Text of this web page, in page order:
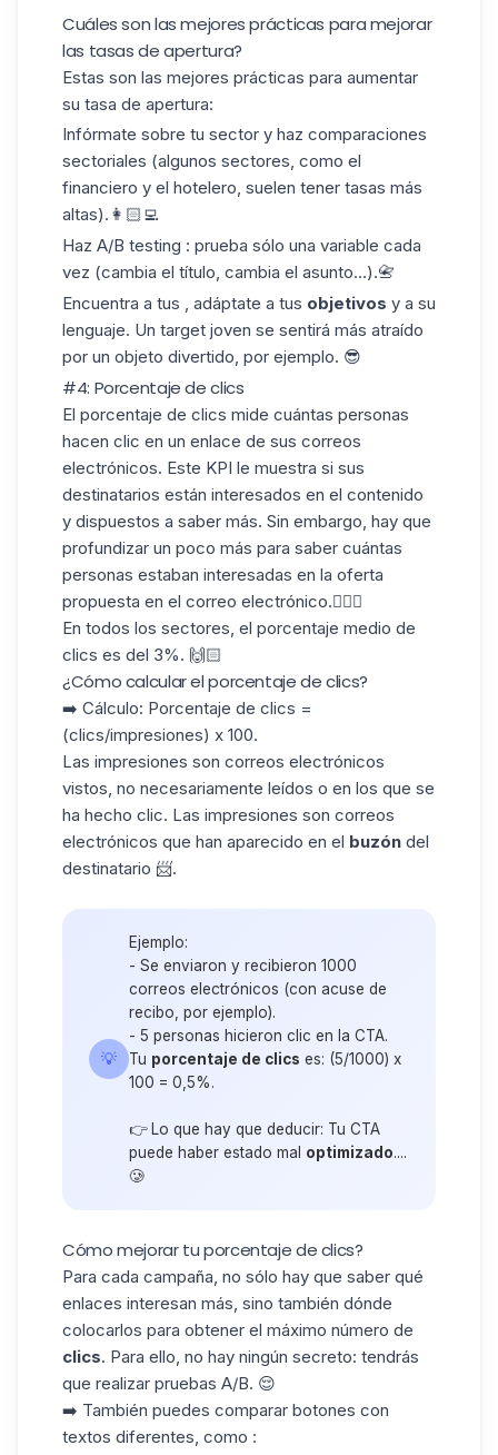
Cuáles son las mejores prácticas para mejorar
las tasas de apertura?
Estas son las mejores prácticas para aumentar
su tasa de apertura:
Infórmate sobre tu sector y haz comparaciones
sectoriales (algunos sectores, como el
financiero y el hotelero, suelen tener tasas más
altas).👩🏻‍💻
Haz A/B testing : prueba sólo una variable cada
vez (cambia el título, cambia el asunto...).📇
Encuentra a tus , adáptate a tus objetivos y a su
lenguaje. Un target joven se sentirá más atraído
por un objeto divertido, por ejemplo. 😎
#4: Porcentaje de clics
El porcentaje de clics mide cuántas personas
hacen clic en un enlace de sus correos
electrónicos. Este KPI le muestra si sus
destinatarios están interesados en el contenido
y dispuestos a saber más. Sin embargo, hay que
profundizar un poco más para saber cuántas
personas estaban interesadas en la oferta
propuesta en el correo electrónico.🕵🏻‍♀️
En todos los sectores, el porcentaje medio de
clics es del 3%. 🙌🏻
¿Cómo calcular el porcentaje de clics?
➡️ Cálculo: Porcentaje de clics =
(clics/impresiones) x 100.
Las impresiones son correos electrónicos
vistos, no necesariamente leídos o en los que se
ha hecho clic. Las impresiones son correos
electrónicos que han aparecido en el buzón del
destinatario 📨.
💡
Ejemplo:
- Se enviaron y recibieron 1000
correos electrónicos (con acuse de
recibo, por ejemplo).
- 5 personas hicieron clic en la CTA.
Tu porcentaje de clics es: (5/1000) x
100 = 0,5%.
👉 Lo que hay que deducir: Tu CTA
puede haber estado mal optimizado....
🥲
Cómo mejorar tu porcentaje de clics?
Para cada campaña, no sólo hay que saber qué
enlaces interesan más, sino también dónde
colocarlos para obtener el máximo número de
clics. Para ello, no hay ningún secreto: tendrás
que realizar pruebas A/B. 😌
➡️ También puedes comparar botones con
textos diferentes, como :